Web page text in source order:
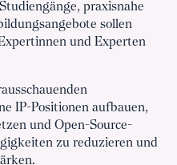
praxisnahe
sollen
und Experten
IP-Positionen aufbauen,
und Open-Source-
zu reduzieren und